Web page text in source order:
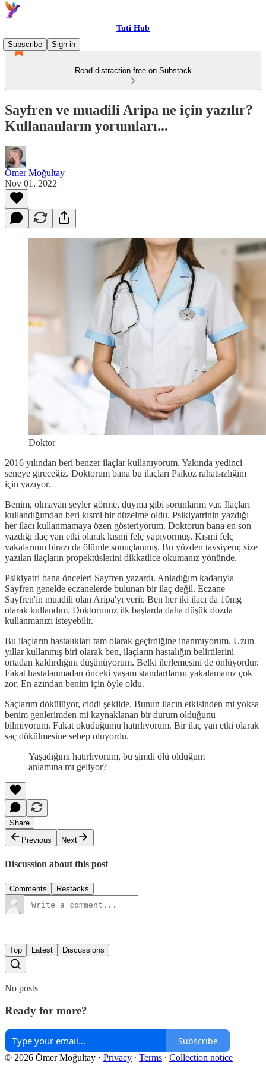
Tuti Hub
Subscribe
Sign in
Read distraction-free on Substack
Sayfren ve muadili Aripa ne için yazılır?
Kullananların yorumları...
Ömer Moğultay
Nov 01, 2022
Doktor
2016 yılından beri benzer ilaçlar kullanıyorum. Yakında yedinci
seneye gireceğiz. Doktorum bana bu ilaçları Psikoz rahatsızlığım
için yazıyor.
Benim, olmayan şeyler görme, duyma gibi sorunlarım var. İlaçları
kullandığımdan beri kısmi bir düzelme oldu. Psikiyatrinin yazdığı
her ilacı kullanmamaya özen gösteriyorum. Doktorun bana en son
yazdığı ilaç yan etki olarak kısmi felç yapıyormuş. Kısmi felç
vakalarının birazı da ölümle sonuçlanmış. Bu yüzden tavsiyem; size
yazılan ilaçların propektüslerini dikkatlice okumanız yönünde.
Psikiyatri bana önceleri Sayfren yazardı. Anladığım kadarıyla
Sayfren genelde eczanelerde bulunan bir ilaç değil. Eczane
Sayfren'in muadili olan Aripa'yı verir. Ben her iki ilacı da 10mg
olarak kullandım. Doktorunuz ilk başlarda daha düşük dozda
kullanmanızı isteyebilir.
Bu ilaçların hastalıkları tam olarak geçirdiğine inanmıyorum. Uzun
yıllar kullanmış biri olarak ben, ilaçların hastalığın belirtilerini
ortadan kaldırdığını düşünüyorum. Belki ilerlemesini de önlüyordur.
Fakat hastalanmadan önceki yaşam standartlarını yakalamanız çok
zor. En azından benim için öyle oldu.
Saçlarım dökülüyor, ciddi şekilde. Bunun ilacın etkisinden mi yoksa
benim genlerimden mi kaynaklanan bir durum olduğunu
bilmiyorum. Fakat okuduğumu hatırlıyorum. Bir ilaç yan etki olarak
saç dökülmesine sebep oluyordu.
Yaşadığımı hatırlıyorum, bu şimdi ölü olduğum
anlamına mı geliyor?
Share
Previous
Next
Discussion about this post
Comments Restacks
Top Latest Discussions
No posts
Ready for more?
Subscribe
© 2026 Ömer Moğultay · Privacy ∙ Terms ∙ Collection notice